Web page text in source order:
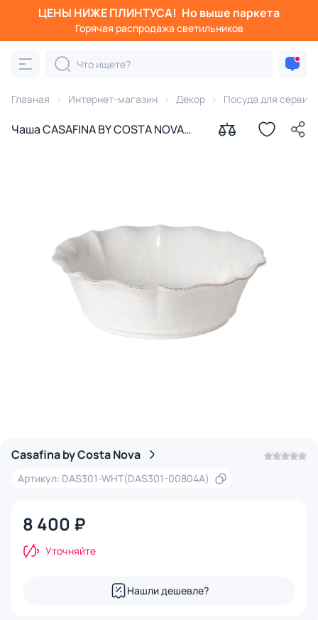
ЦЕНЫ НИЖЕ ПЛИНТУСА! Но выше паркета
Горячая распродажа светильников
Главная Интернет-магазин Декор Посуда для
Чаша CASAFINA BY COSTA NOVA
Casafina by Costa Nova
Артикул: DAS301-WHT(DAS301-00804A)
8 400 ₽
Уточняйте
Нашли дешевле?